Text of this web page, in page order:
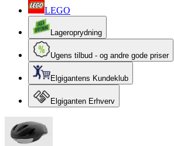
LEGO
Lageroprydning
Ugens tilbud - og andre gode priser
Elgigantens Kundeklub
Elgiganten Erhverv